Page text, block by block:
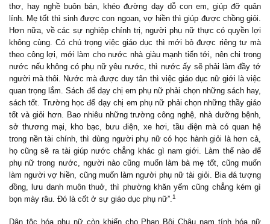
thơ, hay nghề buôn bán, khéo đường dạy dỗ con em, giúp đỡ quân
lính. Mẹ tốt thì sinh được con ngoan, vợ hiền thì giúp được chồng giỏi.
Hơn nữa, về các sự nghiệp chính trị, người phụ nữ thực có quyền lợi
không cùng. Có chú trọng việc giáo dục thì mới bỏ được riêng tư mà
theo công lợi, mới làm cho nước nhà giàu mạnh tiến tới, nên chi trong
nước nếu không có phụ nữ yêu nước, thì nước ấy sẽ phải làm đầy tớ
người mà thôi. Nước mà được duy tân thì việc giáo dục nữ giới là việc
quan trọng lắm. Sách để dạy chị em phụ nữ phải chọn những sách hay,
sách tốt. Trường học để dạy chị em phụ nữ phải chọn những thầy giáo
tốt và giỏi hơn. Bao nhiêu những trường công nghệ, nhà dưỡng bệnh,
sở thương mại, kho bạc, bưu điện, xe hơi, tầu điện mà có quan hệ
trong nền tài chính, thì dùng người phụ nữ có học hành giỏi là hơn cả,
họ cũng sẽ ra tài giúp nước chẳng khác gì nam giới. Làm thế nào để
phụ nữ trong nước, người nào cũng muốn làm bà mẹ tốt, cũng muốn
làm người vợ hiền, cũng muốn làm người phụ nữ tài giỏi. Bia đá tượng
đồng, lưu danh muôn thuở, thì phường khăn yếm cũng chẳng kém gì
bọn mày râu. Đó là cốt ở sự giáo dục phụ nữ”.1
Dân tộc hóa phụ nữ còn khiến cho Phan Bội Châu nam tính hóa nữ